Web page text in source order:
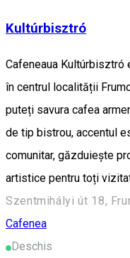
Kultúrbisztró
Cafeneaua Kultúrbisztró
în centrul localității
puteți savura cafea
de tip bistrou, accentul
comunitar, găzduiește
artistice pentru toți
Szentmihályi út 18,
Cafenea
Deschis